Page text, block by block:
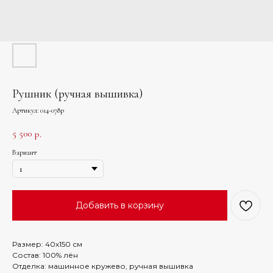
Рушник (ручная вышивка)
Артикул: 014-078р
5 500 р.
Вариант
Добавить в корзину
Размер: 40х150 см
Состав: 100% лён
Отделка: машинное кружево, ручная вышивка